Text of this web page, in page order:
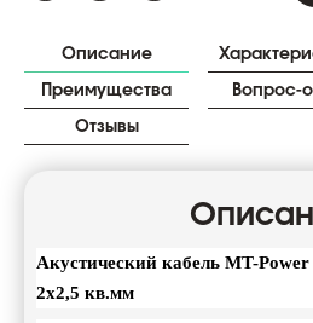
Описание
Преимущества Вопрос-
Отзывы
Акустический кабель MT-
2x2,5 кв.мм